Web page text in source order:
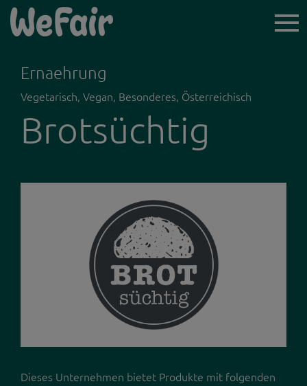
NEWSLETTER
LINZ WOCHENENDE
AUSSTELLER*IN
Ernaehrung
Vegetarisch, Vegan, Besonderes, Österreichisch
Brotsüchtig
Dieses Unternehmen bietet Produkte mit folgenden